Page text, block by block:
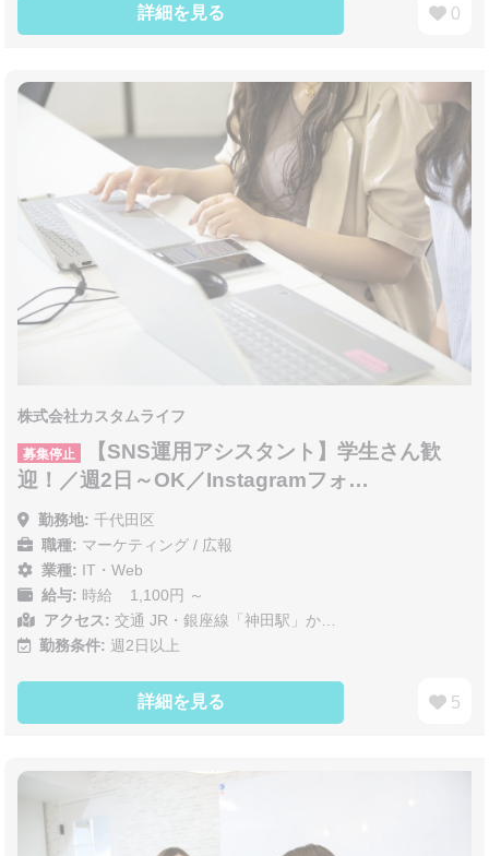
詳細を見る 0
株式会社カスタムライフ
募集停止
【SNS運用アシスタント】学生さん歓
迎！／週2日～OK／Instagramフォ…
勤務地: 千代田区
職種: マーケティング / 広報
業種: IT・Web
給与: 時給 1,100円 ～
アクセス: 交通 JR・銀座線「神田駅」か…
勤務条件: 週2日以上
詳細を見る 5